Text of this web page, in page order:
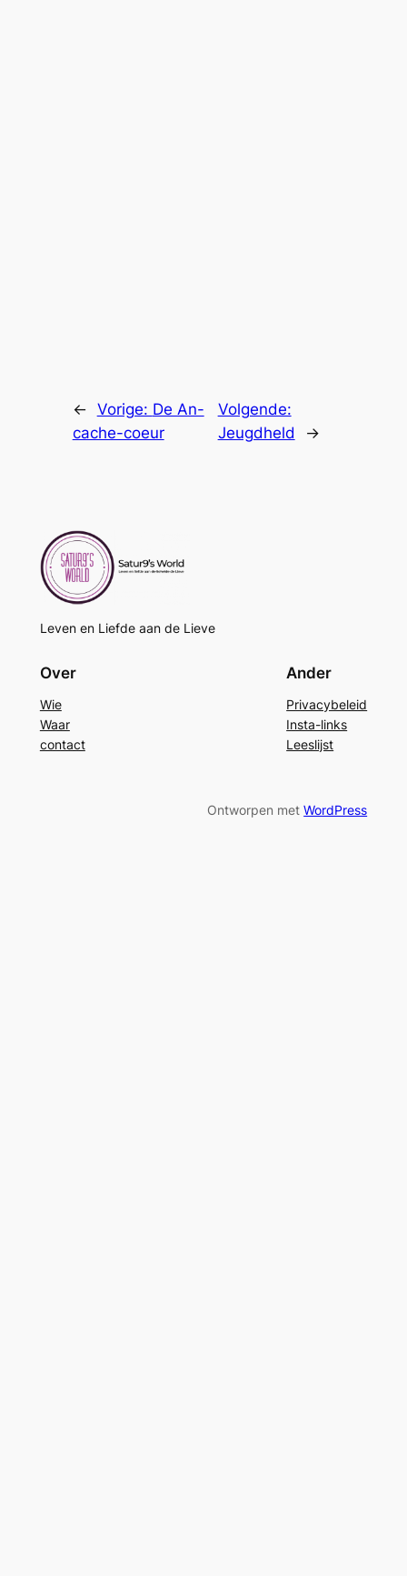
← Vorige: De An-
cache-coeur
Volgende:
Jeugdheld
→
Leven en Liefde aan de Lieve
Over
Wie
Waar
contact
Ander
Privacybeleid
Insta-links
Leeslijst
Ontworpen metWordPress